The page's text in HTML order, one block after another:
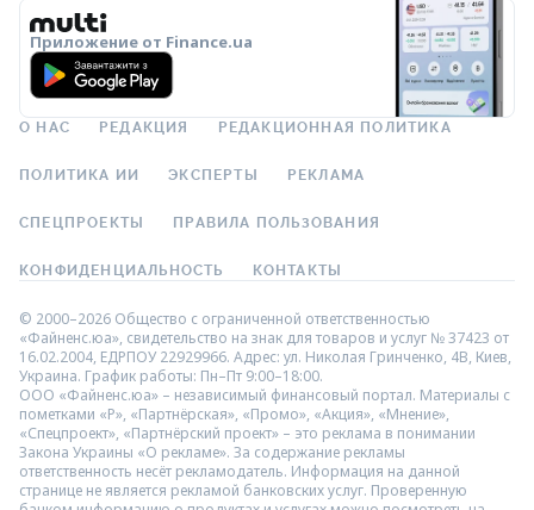
Приложение от Finance.ua
О НАС РЕДАКЦИЯ РЕДАКЦИОННАЯ ПОЛИТИКА
ПОЛИТИКА ИИ ЭКСПЕРТЫ РЕКЛАМА
СПЕЦПРОЕКТЫ ПРАВИЛА ПОЛЬЗОВАНИЯ
КОНФИДЕНЦИАЛЬНОСТЬ КОНТАКТЫ
© 2000–2026 Общество с ограниченной ответственностью
«Файненс.юа», свидетельство на знак для товаров и услуг № 37423 от
16.02.2004, ЕДРПОУ 22929966. Адрес: ул. Николая Гринченко, 4В, Киев,
Украина. График работы: Пн–Пт 9:00–18:00.
ООО «Файненс.юа» – независимый финансовый портал. Материалы с
пометками «Р», «Партнёрская», «Промо», «Акция», «Мнение»,
«Спецпроект», «Партнёрский проект» – это реклама в понимании
Закона Украины «О рекламе». За содержание рекламы
ответственность несёт рекламодатель. Информация на данной
странице не является рекламой банковских услуг. Проверенную